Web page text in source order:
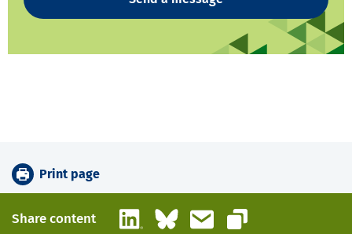
Print page
Share content LinkedInBlueskyEmail
Copy link